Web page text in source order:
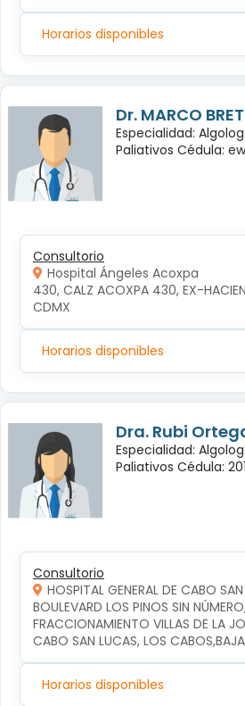
Horarios disponibles
Dr. MARCO
Especialidad:
Paliativos Cédula:
Consultorio
Hospital Ángeles Acoxpa
430, CALZ ACOXPA 430, EX-
CDMX
Horarios disponibles
Dra. Rubi
Especialidad:
Paliativos Cédula:
Consultorio
HOSPITAL GENERAL DE CABO
BOULEVARD LOS PINOS SIN
FRACCIONAMIENTO VILLAS DE LA
CABO SAN LUCAS, LOS
Horarios disponibles